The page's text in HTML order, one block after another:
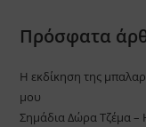
Πρόσφατα
Η εκδίκηση της
μου
Σημάδια Δώρα Τζέμα –